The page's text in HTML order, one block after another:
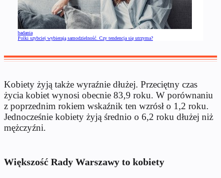
badania
Polki szybciej wybierają samodzielność. Czy tendencja się utrzyma?
Kobiety żyją także wyraźnie dłużej. Przeciętny czas
życia kobiet wynosi obecnie 83,9 roku. W porównaniu
z poprzednim rokiem wskaźnik ten wzrósł o 1,2 roku.
Jednocześnie kobiety żyją średnio o 6,2 roku dłużej niż
mężczyźni.
Większość Rady Warszawy to kobiety